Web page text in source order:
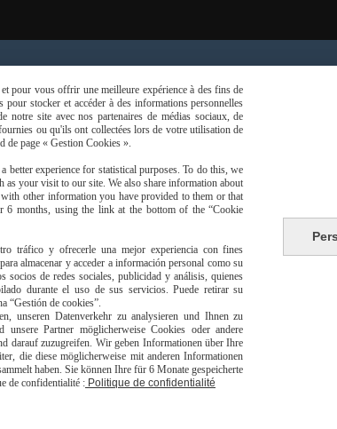
livraison à domicile
est désactivé. Autoriser jpsexshop
de vente Se rétracter Politique de
pour vous offrir une meilleure expérience à des fins de
stocker et accéder à des informations personnelles
notre site avec nos partenaires de médias sociaux, de
ou qu'ils ont collectées lors de votre utilisation de
de page « Gestion Cookies ».
experience for statistical purposes. To do this, we
as your visit to our site. We also share information about
other information you have provided to them or that
6 months, using the link at the bottom of the “Cookie
tráfico y ofrecerle una mejor experiencia con fines
almacenar y acceder a información personal como su
de redes sociales, publicidad y análisis, quienes
durante el uso de sus servicios. Puede retirar su
“Gestión de cookies”.
unseren Datenverkehr zu analysieren und Ihnen zu
Partner möglicherweise Cookies oder andere
darauf zuzugreifen. Wir geben Informationen über Ihre
die diese möglicherweise mit anderen Informationen
haben. Sie können Ihre für 6 Monate gespeicherte
de confidentialité : Politique de confidentialité